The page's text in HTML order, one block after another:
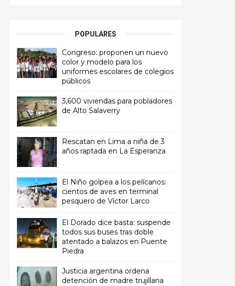
POPULARES
Congreso: proponen un nuevo
color y modelo para los
uniformes escolares de colegios
públicos
3,600 viviendas para pobladores
de Alto Salaverry
Rescatan en Lima a niña de 3
años raptada en La Esperanza
El Niño golpea a los pelícanos:
cientos de aves en terminal
pesquero de Víctor Larco
El Dorado dice basta: suspende
todos sus buses tras doble
atentado a balazos en Puente
Piedra
Justicia argentina ordena
detención de madre trujillana